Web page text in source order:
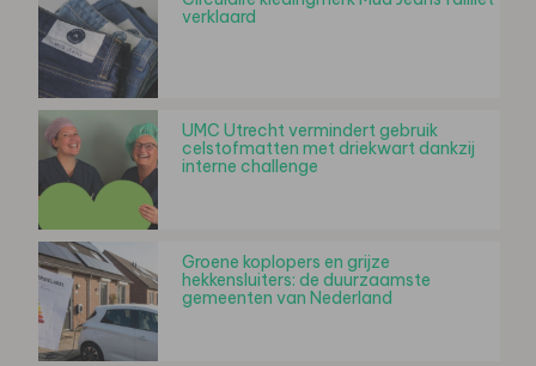
verklaard
UMC Utrecht vermindert gebruik
celstofmatten met driekwart dankzij
interne challenge
Groene koplopers en grijze
hekkensluiters: de duurzaamste
gemeenten van Nederland